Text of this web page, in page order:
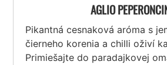
AGLIO
Pikantná cesnaková aróma s
čierneho korenia a chilli oživí
Primiešajte do paradajkovej